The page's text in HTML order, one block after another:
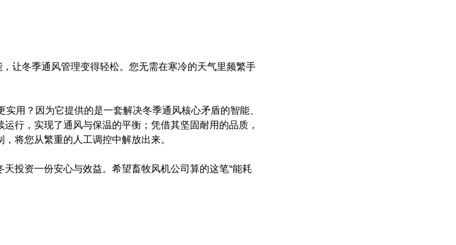
让冬季通风管理变得轻松。您无需在寒冷的天气里频繁手
用？因为它提供的是一套解决冬季通风核心矛盾的智能、
行，实现了通风与保温的平衡；凭借其坚固耐用的品质，
将您从繁重的人工调控中解放出来。
投资一份安心与效益。希望畜牧风机公司算的这笔“能耗